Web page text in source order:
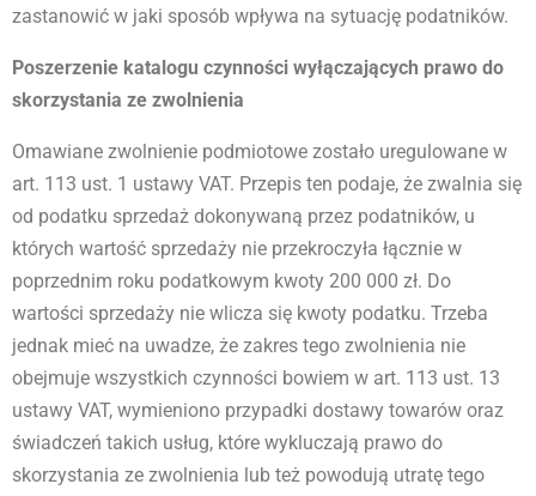
zastanowić w jaki sposób wpływa na sytuację podatników.
Poszerzenie katalogu czynności wyłączających prawo do
skorzystania ze zwolnienia
Omawiane zwolnienie podmiotowe zostało uregulowane w
art. 113 ust. 1 ustawy VAT. Przepis ten podaje, że zwalnia się
od podatku sprzedaż dokonywaną przez podatników, u
których wartość sprzedaży nie przekroczyła łącznie w
poprzednim roku podatkowym kwoty 200 000 zł. Do
wartości sprzedaży nie wlicza się kwoty podatku. Trzeba
jednak mieć na uwadze, że zakres tego zwolnienia nie
obejmuje wszystkich czynności bowiem w art. 113 ust. 13
ustawy VAT, wymieniono przypadki dostawy towarów oraz
świadczeń takich usług, które wykluczają prawo do
skorzystania ze zwolnienia lub też powodują utratę tego